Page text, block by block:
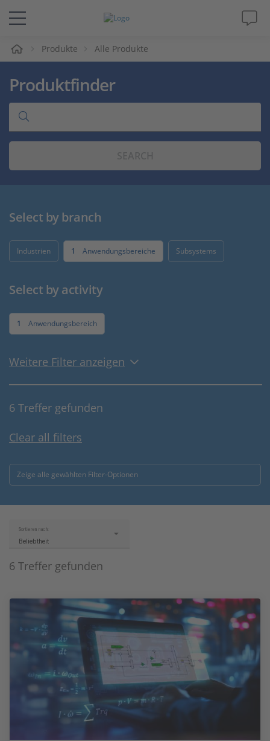
Lösungen & Produkte
Support
Videos
Karriere
Produkte Alle Produkte
Produktfinder
Select by branch
Industrien 1 Anwendungsbereiche Subsystems
Select by activity
1 Anwendungsbereich
Weitere Filter anzeigen
6 Treffer gefunden
Clear all filters
Zeige alle gewählten Filter-Optionen
6 Treffer gefunden
Sortieren nach:
Beliebtheit